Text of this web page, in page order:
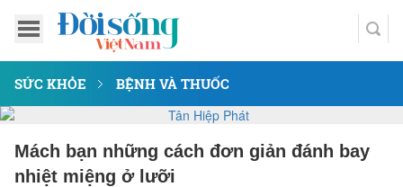
SỨC KHỎE BỆNH VÀ THUỐC
Mách bạn những cách đơn giản đánh bay
nhiệt miệng ở lưỡi